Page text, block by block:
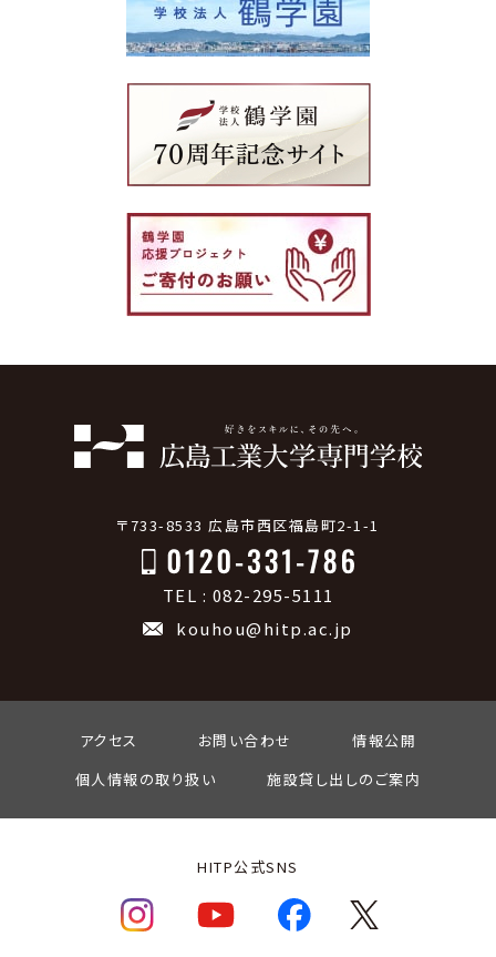
〒733-8533 広島市西区福島町2-1-1
TEL : 082-295-5111
kouhou@hitp.ac.jp
アクセス お問い合わせ
情報公開
個人情報の取り扱い
施設貸し出しのご案内
HITP公式SNS